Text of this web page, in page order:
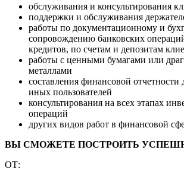
обслуживания и консультирования
поддержки и обслуживания
работы по документационному и
сопровождению банковских
кредитов, по счетам и депозитам
работы с ценными бумагами или
металлами
составления финансовой отчетности
иных пользователей
консультирования на всех этапах
операций
других видов работ в финансовой
ВЫ СМОЖЕТЕ ПОСТРОИТЬ
ОТ: